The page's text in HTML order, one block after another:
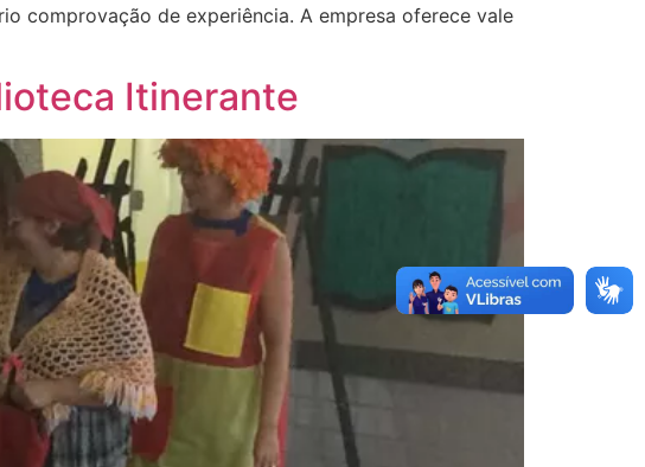
comprovação de experiência. A empresa oferece vale
Itinerante